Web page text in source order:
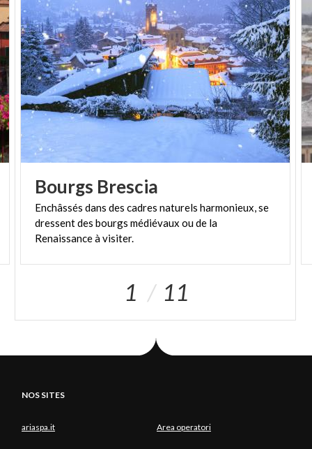
Bourgs Brescia
Enchâssés dans des cadres naturels harmonieux, se
dressent des bourgs médiévaux ou de la
Renaissance à visiter.
1 11
NOS SITES
ariaspa.it Area operatori